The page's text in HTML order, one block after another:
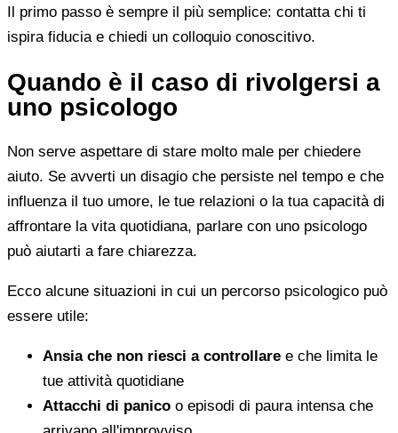
Il primo passo è sempre il più semplice: contatta chi ti
ispira fiducia e chiedi un colloquio conoscitivo.
Quando è il caso di rivolgersi a
uno psicologo
Non serve aspettare di stare molto male per chiedere
aiuto. Se avverti un disagio che persiste nel tempo e che
influenza il tuo umore, le tue relazioni o la tua capacità di
affrontare la vita quotidiana, parlare con uno psicologo
può aiutarti a fare chiarezza.
Ecco alcune situazioni in cui un percorso psicologico può
essere utile:
Ansia che non riesci a controllare e che limita le
tue attività quotidiane
Attacchi di panico o episodi di paura intensa che